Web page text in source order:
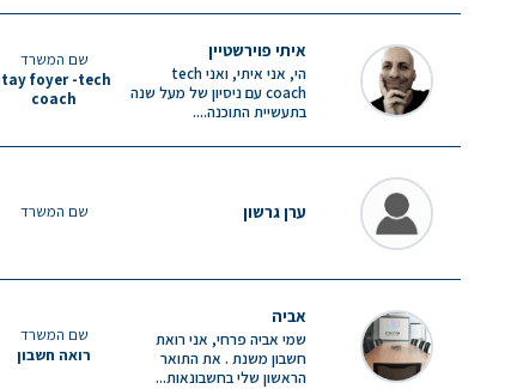
איתי פוירשטיין
הי, אני איתי, ואני tech
coach עם ניסיון של מעל שנה
בתעשיית התוכנה....
שם המשרד
foyer -tech
coach
ערן גרשון שם המשרד
אביה
שמי אביה פרחי, אני רואת
חשבון משנת . את התואר
הראשון שלי בחשבונאות...
שם המשרד
רואה חשבון